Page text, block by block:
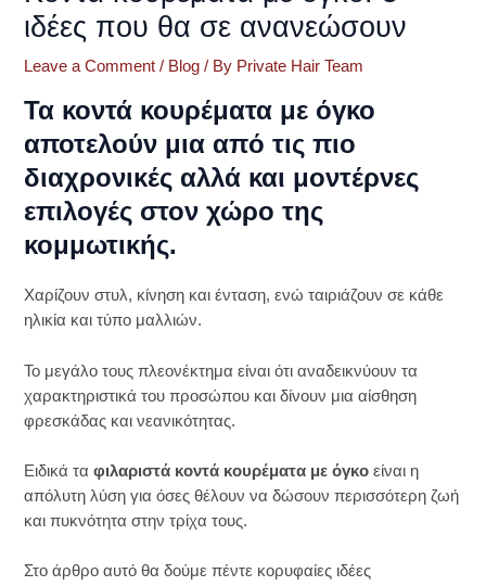
ιδέες που θα σε ανανεώσουν
Leave a Comment / Blog / By Private Hair Team
Τα κοντά κουρέματα με όγκο
αποτελούν μια από τις πιο
διαχρονικές αλλά και μοντέρνες
επιλογές στον χώρο της
κομμωτικής.
Χαρίζουν στυλ, κίνηση και ένταση, ενώ ταιριάζουν σε κάθε
ηλικία και τύπο μαλλιών.
Το μεγάλο τους πλεονέκτημα είναι ότι αναδεικνύουν τα
χαρακτηριστικά του προσώπου και δίνουν μια αίσθηση
φρεσκάδας και νεανικότητας.
Ειδικά ταφιλαριστά κοντά κουρέματα με όγκο είναι η
απόλυτη λύση για όσες θέλουν να δώσουν περισσότερη ζωή
και πυκνότητα στην τρίχα τους.
Στο άρθρο αυτό θα δούμε πέντε κορυφαίες ιδέες